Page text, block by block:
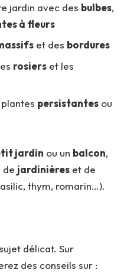
jardin avec des bulbes,
à fleurs
et des bordures
rosiers et les
persistantes ou
jardin ou un balcon,
de jardinières et de
thym, romarin…).
délicat. Sur
des conseils sur :